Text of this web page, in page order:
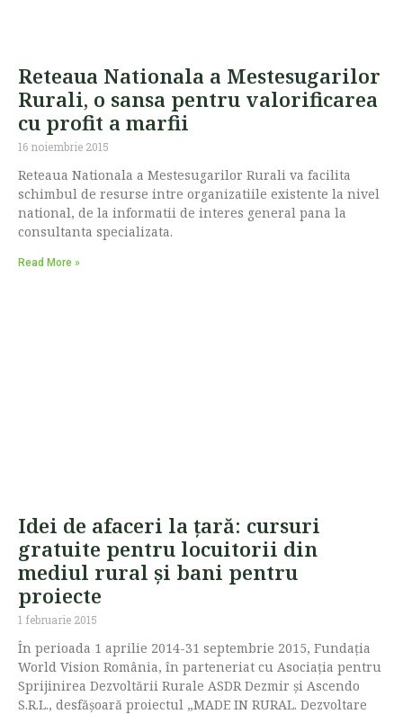
Reteaua Nationala a Mestesugarilor
Rurali, o sansa pentru valorificarea
cu profit a marfii
16 noiembrie 2015
Reteaua Nationala a Mestesugarilor Rurali va facilita
schimbul de resurse intre organizatiile existente la nivel
national, de la informatii de interes general pana la
consultanta specializata.
Read More »
Idei de afaceri la țară: cursuri
gratuite pentru locuitorii din
mediul rural și bani pentru
proiecte
1 februarie 2015
În perioada 1 aprilie 2014-31 septembrie 2015, Fundația
World Vision România, în parteneriat cu Asociația pentru
Sprijinirea Dezvoltării Rurale ASDR Dezmir și Ascendo
S.R.L., desfășoară proiectul „MADE IN RURAL. Dezvoltare